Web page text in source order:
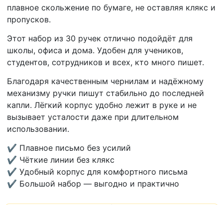
плавное скольжение по бумаге, не оставляя клякс и
пропусков.
Этот набор из 30 ручек отлично подойдёт для
школы, офиса и дома. Удобен для учеников,
студентов, сотрудников и всех, кто много пишет.
Благодаря качественным чернилам и надёжному
механизму ручки пишут стабильно до последней
капли. Лёгкий корпус удобно лежит в руке и не
вызывает усталости даже при длительном
использовании.
✔ Плавное письмо без усилий
✔ Чёткие линии без клякс
✔ Удобный корпус для комфортного письма
✔ Большой набор — выгодно и практично